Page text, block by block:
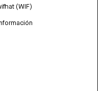
(WIF)